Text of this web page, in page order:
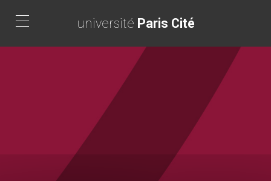
contenu
université Paris Cité